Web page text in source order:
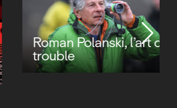
Roman Polanski, l’art du
trouble